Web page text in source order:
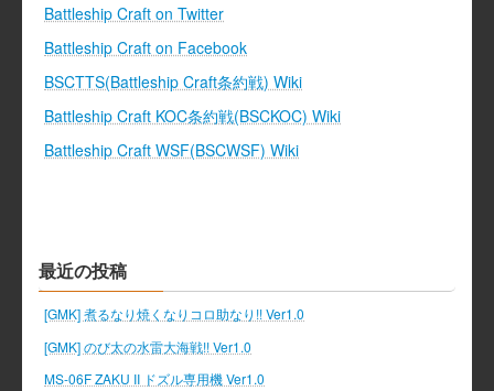
Battleship Craft on Twitter
Battleship Craft on Facebook
BSCTTS(Battleship Craft条約戦) Wiki
Battleship Craft KOC条約戦(BSCKOC) Wiki
Battleship Craft WSF(BSCWSF) Wiki
最近の投稿
[GMK] 煮るなり焼くなりコロ助なり!! Ver1.0
[GMK] のび太の水雷大海戦!! Ver1.0
MS-06F ZAKU II ドズル専用機 Ver1.0